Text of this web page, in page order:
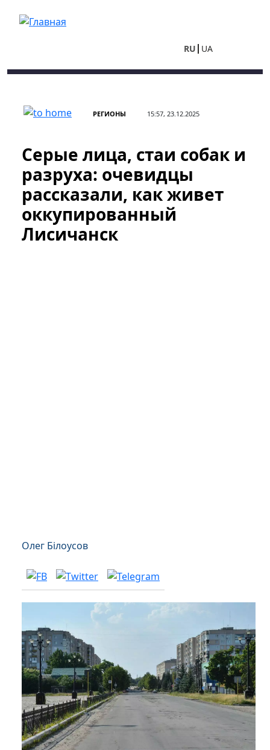
RU UA
РЕГИОНЫ 15:57, 23.12.2025
Серые лица, стаи собак и
разруха: очевидцы
рассказали, как живет
оккупированный
Лисичанск
Олег Білоусов